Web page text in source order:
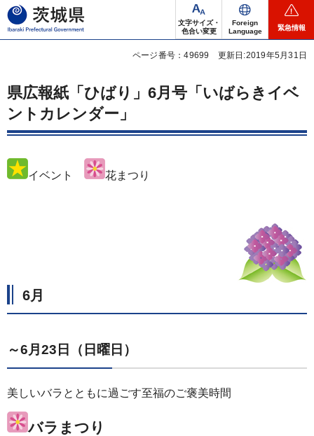
茨城県
文字サイズ・
色合い変更
Foreign
Language
緊急情報
ページ番号：49699 更新日:2019年5月31日
県広報紙「ひばり」6月号「いばらきイベ
ントカレンダー」
イベント 花まつり
6月
～6月23日（日曜日）
美しいバラとともに過ごす至福のご褒美時間
バラまつり